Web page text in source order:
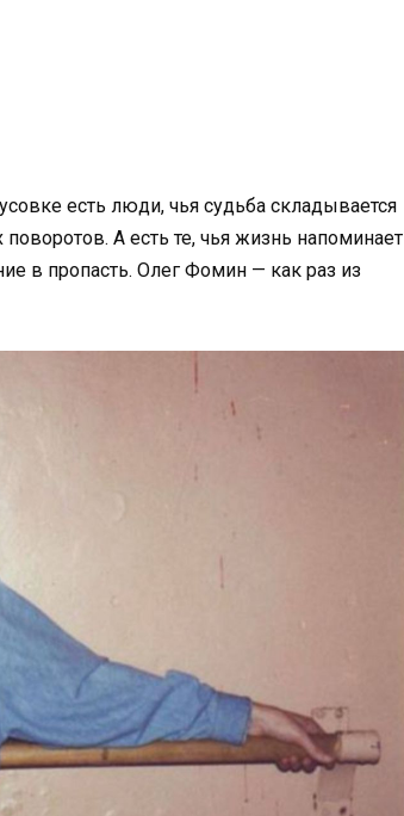
есть люди, чья судьба складывается
А есть те, чья жизнь напоминает
в пропасть. Олег Фомин — как раз из